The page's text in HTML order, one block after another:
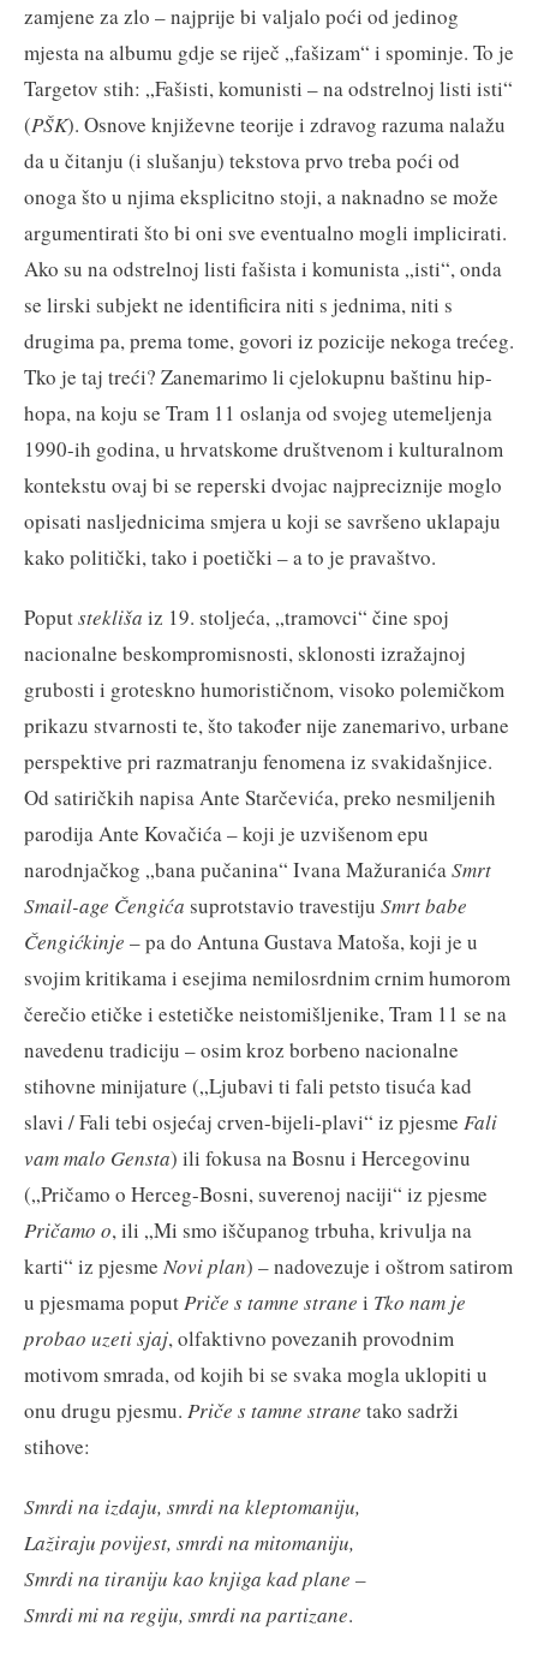
zamjene za zlo – najprije bi valjalo poći od jedinog
mjesta na albumu gdje se riječ „fašizam“ i spominje. To je
Targetov stih: „Fašisti, komunisti – na odstrelnoj listi isti“
(PŠK). Osnove književne teorije i zdravog razuma nalažu
da u čitanju (i slušanju) tekstova prvo treba poći od
onoga što u njima eksplicitno stoji, a naknadno se može
argumentirati što bi oni sve eventualno mogli implicirati.
Ako su na odstrelnoj listi fašista i komunista „isti“, onda
se lirski subjekt ne identificira niti s jednima, niti s
drugima pa, prema tome, govori iz pozicije nekoga trećeg.
Tko je taj treći? Zanemarimo li cjelokupnu baštinu hip-
hopa, na koju se Tram 11 oslanja od svojeg utemeljenja
1990-ih godina, u hrvatskome društvenom i kulturalnom
kontekstu ovaj bi se reperski dvojac najpreciznije moglo
opisati nasljednicima smjera u koji se savršeno uklapaju
kako politički, tako i poetički – a to je pravaštvo.
Poputstekliša iz 19. stoljeća, „tramovci“ čine spoj
nacionalne beskompromisnosti, sklonosti izražajnoj
grubosti i groteskno humorističnom, visoko polemičkom
prikazu stvarnosti te, što također nije zanemarivo, urbane
perspektive pri razmatranju fenomena iz svakidašnjice.
Od satiričkih napisa Ante Starčevića, preko nesmiljenih
parodija Ante Kovačića – koji je uzvišenom epu
narodnjačkog „bana pučanina“ Ivana MažuranićaSmrt
Smail-age Čengića suprotstavio travestiju Smrt babe
Čengićkinje – pa do Antuna Gustava Matoša, koji je u
svojim kritikama i esejima nemilosrdnim crnim humorom
čerečio etičke i estetičke neistomišljenike, Tram 11 se na
navedenu tradiciju – osim kroz borbeno nacionalne
stihovne minijature („Ljubavi ti fali petsto tisuća kad
slavi / Fali tebi osjećaj crven-bijeli-plavi“ iz pjesme Fali
vam malo Gensta) ili fokusa na Bosnu i Hercegovinu
(„Pričamo o Herceg-Bosni, suverenoj naciji“ iz pjesme
Pričamo o, ili „Mi smo iščupanog trbuha, krivulja na
karti“ iz pjesme Novi plan) – nadovezuje i oštrom satirom
u pjesmama poputPriče s tamne strane i Tko nam je
probao uzeti sjaj, olfaktivno povezanih provodnim
motivom smrada, od kojih bi se svaka mogla uklopiti u
onu drugu pjesmu. Priče s tamne strane tako sadrži
stihove:
Smrdi na izdaju, smrdi na kleptomaniju,
Lažiraju povijest, smrdi na mitomaniju,
Smrdi na tiraniju kao knjiga kad plane –
Smrdi mi na regiju, smrdi na partizane.